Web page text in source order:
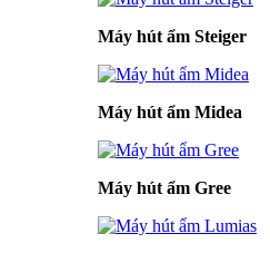
Máy hút ẩm Steiger
Máy hút ẩm Midea
Máy hút ẩm Gree